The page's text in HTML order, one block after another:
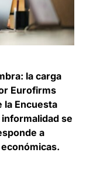
la carga
Eurofirms
la Encuesta
se
a